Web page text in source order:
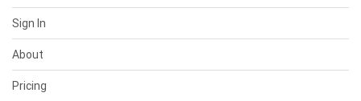
Sign In
About
Pricing